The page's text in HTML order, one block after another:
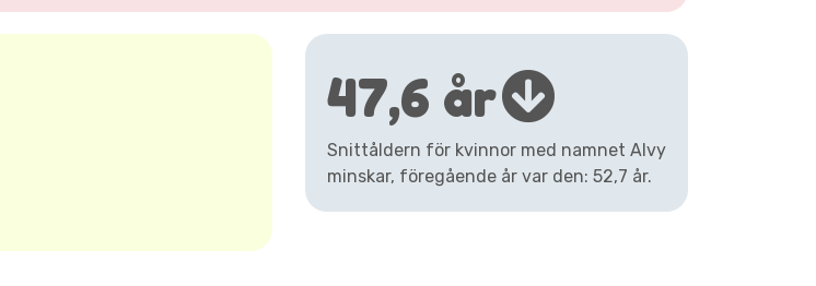
47,6 år
Snittåldern för kvinnor med namnet Alvy
minskar, föregående år var den: 52,7 år.